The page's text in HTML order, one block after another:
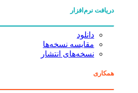
دریافت نرم‌افزار
دانلود
مقایسه نسخه‌ها
نسخه‌های انتشار
همکاری